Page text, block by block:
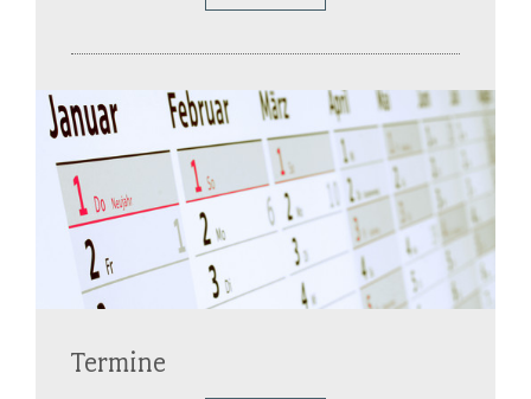
Termine